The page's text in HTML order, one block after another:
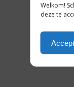
Welkom!
deze te